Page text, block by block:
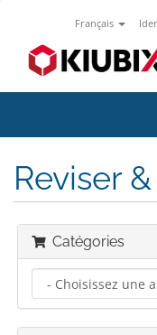
Français
Reviser
Catégories